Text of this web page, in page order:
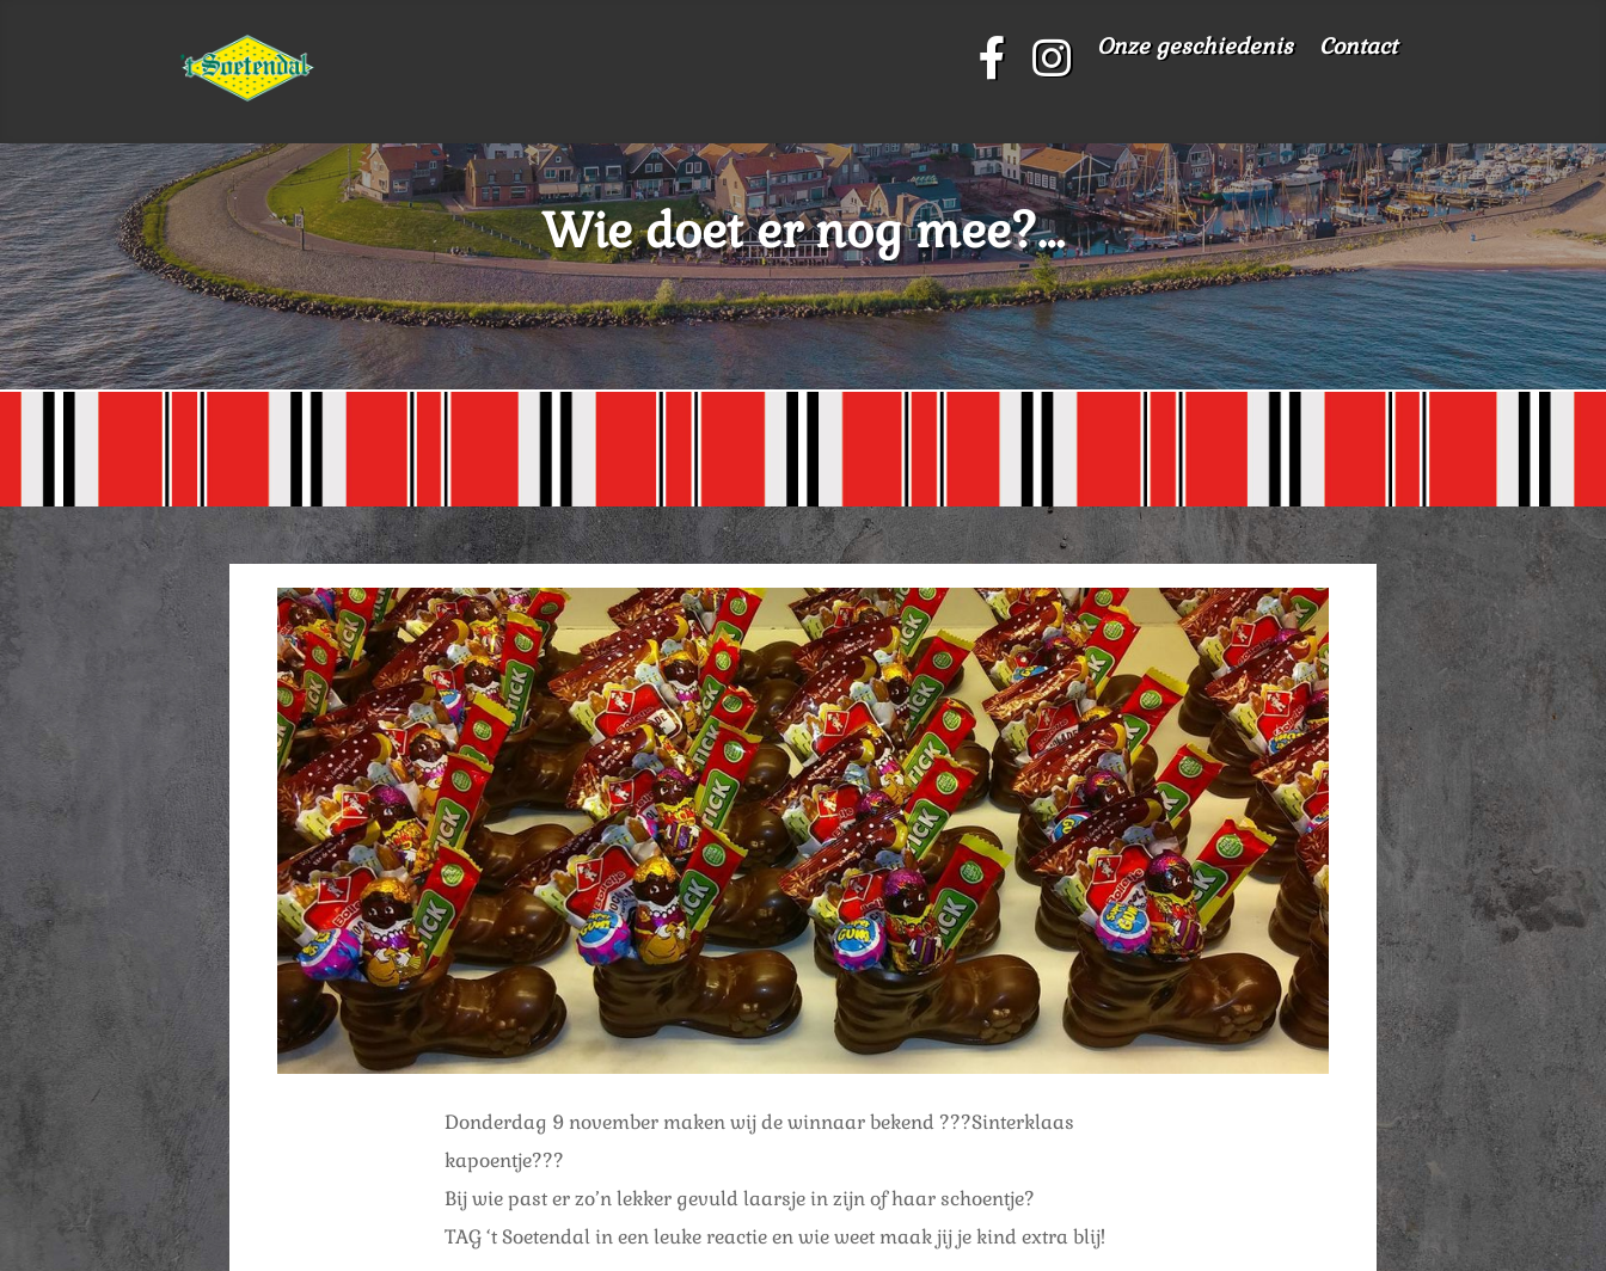
Onze geschiedenis Contact
Wie doet er nog mee?…
Donderdag 9 november maken wij de winnaar bekend ???Sinterklaas
kapoentje???
Bij wie past er zo’n lekker gevuld laarsje in zijn of haar schoentje?
TAG ‘t Soetendal in een leuke reactie en wie weet maak jij je kind extra blij!